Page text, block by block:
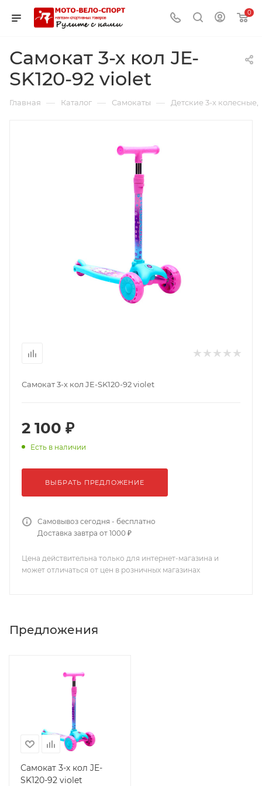
0
Самокат 3-х кол JE-
SK120-92 violet
Главная — Каталог — Самокаты — Детские 3-х колесные,
Самокат 3-х кол JE-SK120-92 violet
2 100 ₽
Есть в наличии
ВЫБРАТЬ ПРЕДЛОЖЕНИЕ
Самовывоз сегодня - бесплатно
Доставка завтра от 1000 ₽
Цена действительна только для интернет-магазина и
может отличаться от цен в розничных магазинах
Предложения
Самокат 3-х кол JE-
SK120-92 violet